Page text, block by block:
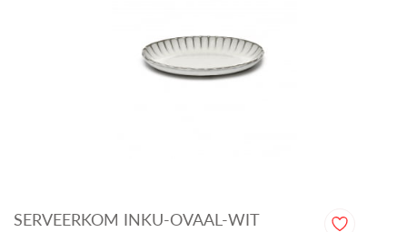
SERVEERKOM INKU-OVAAL-WIT